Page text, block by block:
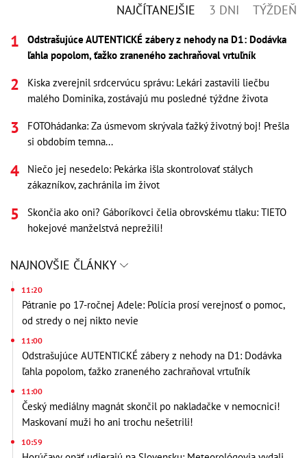
NAJČÍTANEJŠIE 3 DNI TÝŽDEŇ
Odstrašujúce AUTENTICKÉ zábery z nehody na D1: Dodávka
ľahla popolom, ťažko zraneného zachraňoval vrtuľník
Kiska zverejnil srdcervúcu správu: Lekári zastavili liečbu
malého Dominika, zostávajú mu posledné týždne života
FOTOhádanka: Za úsmevom skrývala ťažký životný boj! Prešla
si obdobím temna...
Niečo jej nesedelo: Pekárka išla skontrolovať stálych
zákazníkov, zachránila im život
Skončia ako oni? Gáboríkovci čelia obrovskému tlaku: TIETO
hokejové manželstvá neprežili!
NAJNOVŠIE ČLÁNKY
11:20
Pátranie po 17-ročnej Adele: Polícia prosí verejnosť o pomoc,
od stredy o nej nikto nevie
11:00
Odstrašujúce AUTENTICKÉ zábery z nehody na D1: Dodávka
ľahla popolom, ťažko zraneného zachraňoval vrtuľník
11:00
Český mediálny magnát skončil po nakladačke v nemocnici!
Maskovaní muži ho ani trochu nešetrili!
10:59